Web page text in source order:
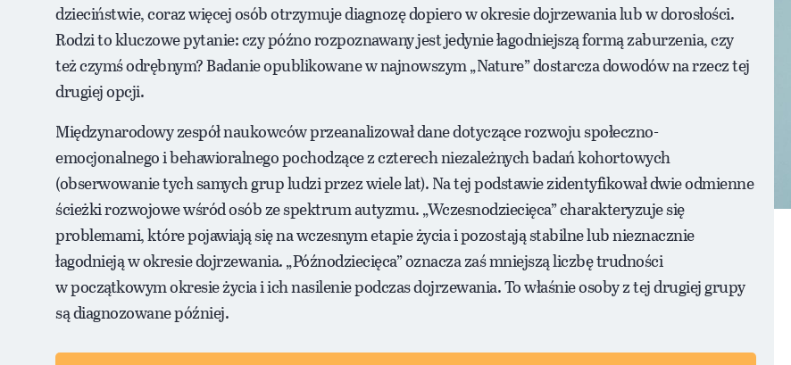
dzieciństwie, coraz więcej osób otrzymuje diagnozę dopiero w okresie dojrzewania lub w dorosłości.
Rodzi to kluczowe pytanie: czy późno rozpoznawany jest jedynie łagodniejszą formą zaburzenia, czy
też czymś odrębnym? Badanie opublikowane w najnowszym „Nature” dostarcza dowodów na rzecz tej
drugiej opcji.
Międzynarodowy zespół naukowców przeanalizował dane dotyczące rozwoju społeczno-
emocjonalnego i behawioralnego pochodzące z czterech niezależnych badań kohortowych
(obserwowanie tych samych grup ludzi przez wiele lat). Na tej podstawie zidentyfikował dwie odmienne
ścieżki rozwojowe wśród osób ze spektrum autyzmu. „Wczesnodziecięca” charakteryzuje się
problemami, które pojawiają się na wczesnym etapie życia i pozostają stabilne lub nieznacznie
łagodnieją w okresie dojrzewania. „Późnodziecięca” oznacza zaś mniejszą liczbę trudności
w początkowym okresie życia i ich nasilenie podczas dojrzewania. To właśnie osoby z tej drugiej grupy
są diagnozowane później.